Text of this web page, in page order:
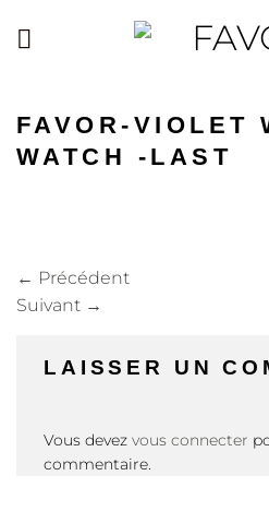
FAVOR-VIOLET
WATCH -LAST
← Précédent
Suivant →
LAISSER UN
Vous devez vous connecter
commentaire.